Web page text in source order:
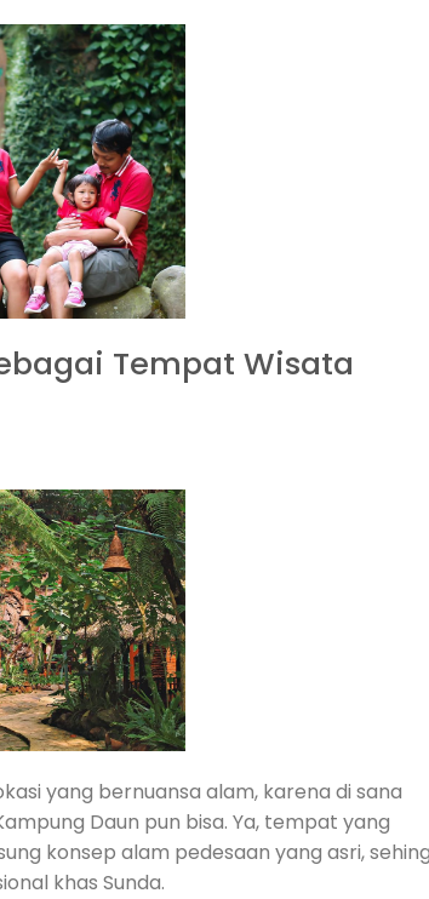
Tempat Wisata
yang bernuansa alam, karena di sana
Daun pun bisa. Ya, tempat yang
konsep alam pedesaan yang asri,
khas Sunda.